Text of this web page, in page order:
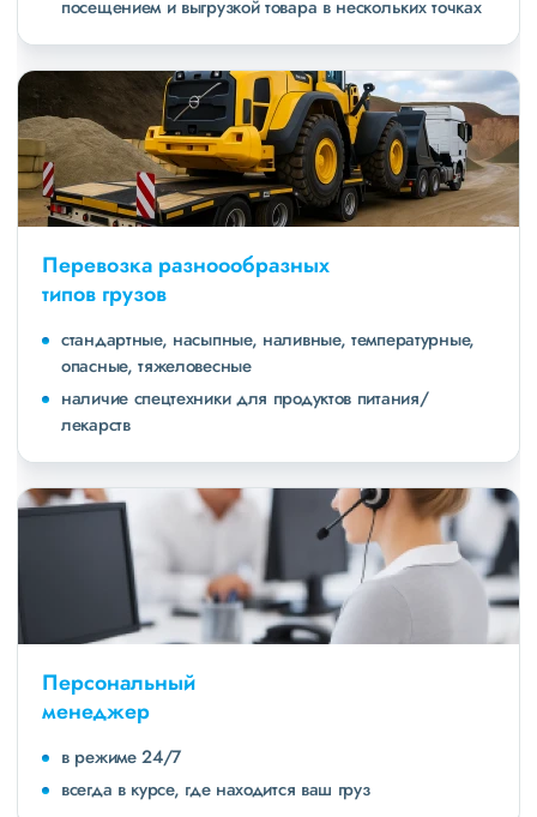
посещением и выгрузкой товара в нескольких точках
Перевозка разноообразных
типов грузов
стандартные, насыпные, наливные, температурные,
опасные, тяжеловесные
наличие спецтехники для продуктов питания/
лекарств
Персональный
менеджер
в режиме 24/7
всегда в курсе, где находится ваш груз